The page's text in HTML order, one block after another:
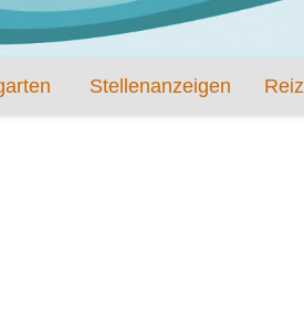
Stellenanzeigen